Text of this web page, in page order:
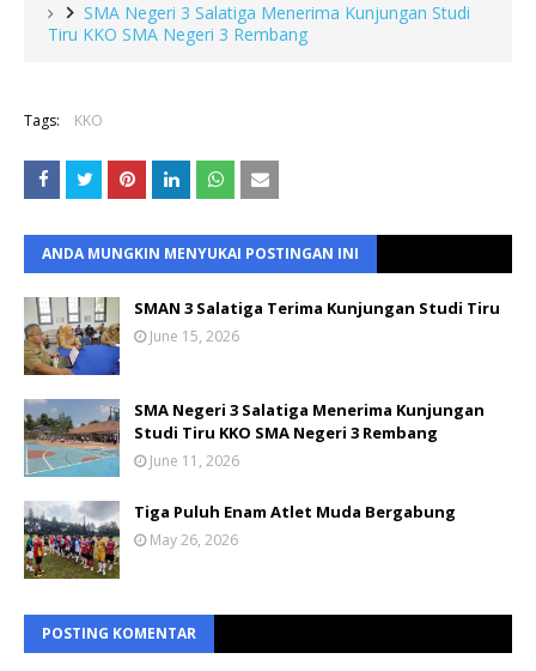
SMA Negeri 3 Salatiga Menerima Kunjungan Studi
Tiru KKO SMA Negeri 3 Rembang
Tags: KKO
ANDA MUNGKIN MENYUKAI POSTINGAN INI
SMAN 3 Salatiga Terima Kunjungan Studi Tiru
June 15, 2026
SMA Negeri 3 Salatiga Menerima Kunjungan
Studi Tiru KKO SMA Negeri 3 Rembang
June 11, 2026
Tiga Puluh Enam Atlet Muda Bergabung
May 26, 2026
POSTING KOMENTAR